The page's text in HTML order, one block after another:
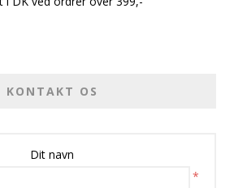
KONTAKT OS
Dit navn
*